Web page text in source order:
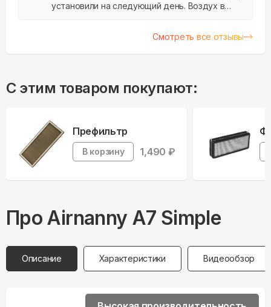
установили на следующий день. Воздух в
Смотреть все отзывы
С этим товаром покупают:
Префильтр
В корзину 1,490 ₽
Про Airnanny A7 Simple
Описание Характеристики Видеообзор